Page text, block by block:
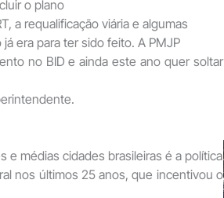
o plano
a requalificação viária e algumas
era para ter sido feito. A PMJP
no BID e ainda este ano quer soltar
e médias cidades brasileiras é a política
nos últimos 25 anos, que incentivou o